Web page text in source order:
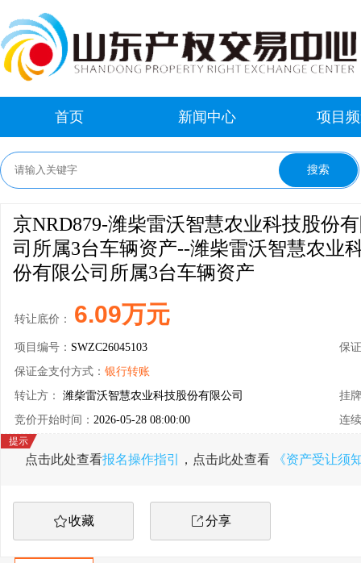
首页 新闻中心 项目
京NRD879-潍柴雷沃智慧农业科技股份
司所属3台车辆资产--潍柴雷沃智慧农业
份有限公司所属3台车辆资产
转让底价： 6.09万元
项目编号： SWZC26045103
保
保证金支付方式： 银行转账
转让方： 潍柴雷沃智慧农业科技股份有限公司
挂
竞价开始时间： 2026-05-28 08:00:00 连
点击此处查看报名操作指引 ，点击此处查看 《资产受让须
收藏 分享